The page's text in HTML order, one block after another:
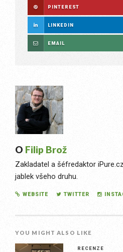
PINTEREST
LINKEDIN
EMAIL
O Filip Brož
Zakladatel a šéfredaktor
jablek všeho druhu.
WEBSITE TWITTER
YOU MIGHT ALSO LIKE
RECENZE